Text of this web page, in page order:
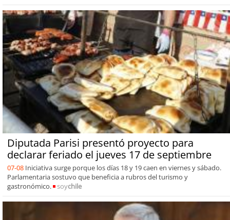
Diputada Parisi presentó proyecto para
declarar feriado el jueves 17 de septiembre
07-08 Iniciativa surge porque los días 18 y 19 caen en viernes y sábado.
Parlamentaria sostuvo que beneficia a rubros del turismo y
gastronómico.
soychile